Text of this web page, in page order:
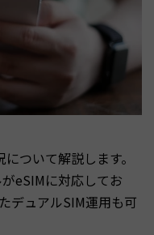
ついて解説します。
eSIMに対応してお
デュアルSIM運用も可